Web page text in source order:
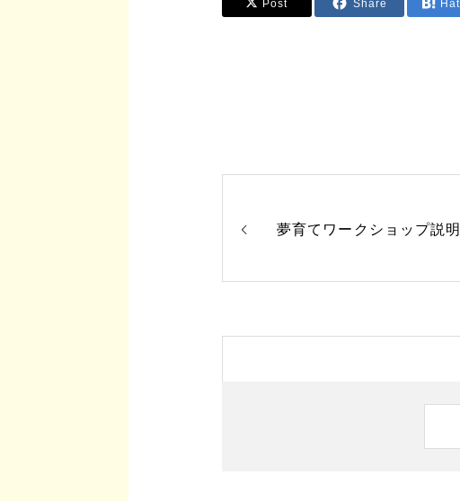
Post Share
夢育てワークショップ説